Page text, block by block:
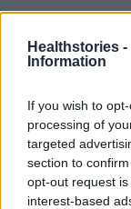
Healthstories -
Information
If you wish to
processing of
targeted
section to
opt-out request
interest-based